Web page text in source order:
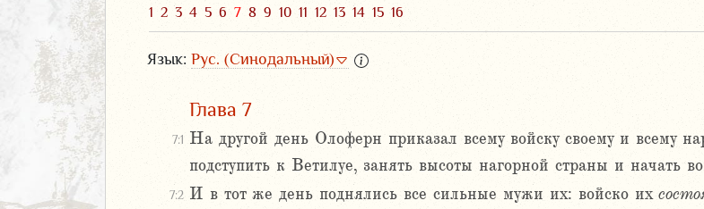
1 2 3 4 5 6 7 8 9 10 11 12 13 14 15 16
Язык: Рус. (Синодальный)
Глава 7
7:1 На другой день Олоферн приказал всему войску своему и всему
подступить к Ветилуе, занять высоты нагорной страны и начать
7:2 И в тот же день поднялись все сильные мужи их: войско их